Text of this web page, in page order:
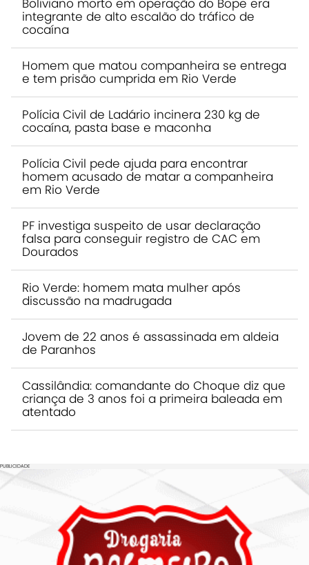
Boliviano morto em operação do Bope era
integrante de alto escalão do tráfico de
cocaína
Homem que matou companheira se entrega
e tem prisão cumprida em Rio Verde
Polícia Civil de Ladário incinera 230 kg de
cocaína, pasta base e maconha
Polícia Civil pede ajuda para encontrar
homem acusado de matar a companheira
em Rio Verde
PF investiga suspeito de usar declaração
falsa para conseguir registro de CAC em
Dourados
Rio Verde: homem mata mulher após
discussão na madrugada
Jovem de 22 anos é assassinada em aldeia
de Paranhos
Cassilândia: comandante do Choque diz que
criança de 3 anos foi a primeira baleada em
atentado
PUBLICIDADE